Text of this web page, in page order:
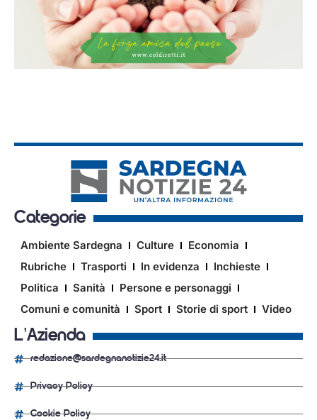
Categorie
Ambiente Sardegna Culture
Economia
Rubriche
Trasporti In evidenza
Inchieste
Politica
Sanità
Persone e personaggi
Comuni e comunità
Sport Storie di sport Video
L'Azienda
redazione@sardegnanotizie24.it
Privacy Policy
Cookie Policy